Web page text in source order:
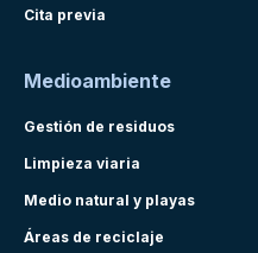
Cita previa
Medioambiente
Gestión de residuos
Limpieza viaria
Medio natural y playas
Áreas de reciclaje